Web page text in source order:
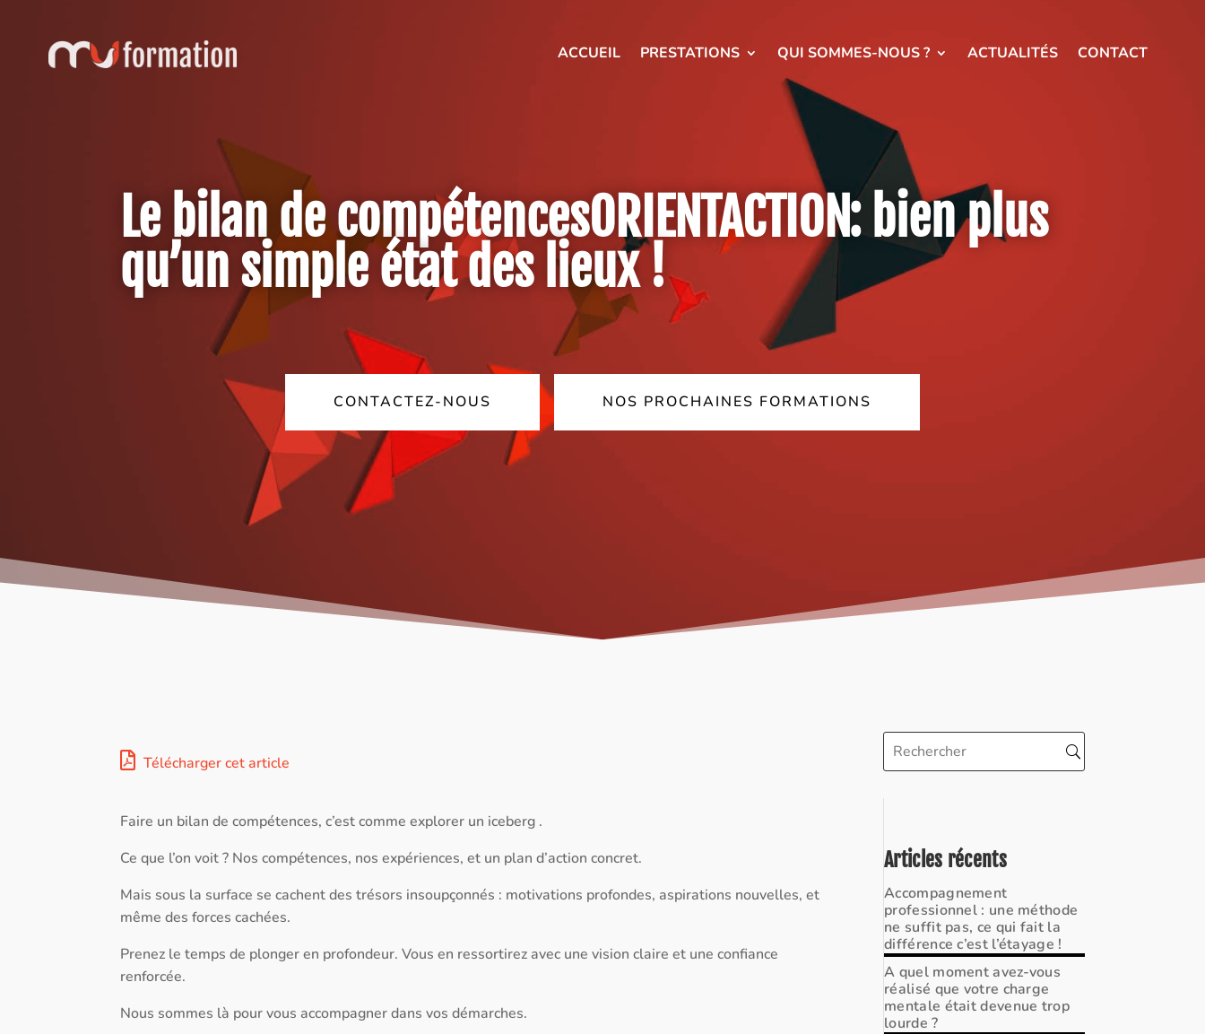
ACCUEIL PRESTATIONS QUI SOMMES-NOUS ? ACTUALITÉS CONTACT
Le bilan de compétencesORIENTACTION: bien plus
qu’un simple état des lieux !
CONTACTEZ-NOUS NOS PROCHAINES FORMATIONS
Télécharger cet article
Faire un bilan de compétences, c’est comme explorer un iceberg .
Ce que l’on voit ? Nos compétences, nos expériences, et un plan d’action concret.
Mais sous la surface se cachent des trésors insoupçonnés : motivations profondes, aspirations nouvelles, et
même des forces cachées.
Prenez le temps de plonger en profondeur. Vous en ressortirez avec une vision claire et une confiance
renforcée.
Nous sommes là pour vous accompagner dans vos démarches.
Articles récents
Accompagnement
professionnel : une méthode
ne suffit pas, ce qui fait la
différence c’est l’étayage !
A quel moment avez-vous
réalisé que votre charge
mentale était devenue trop
lourde ?